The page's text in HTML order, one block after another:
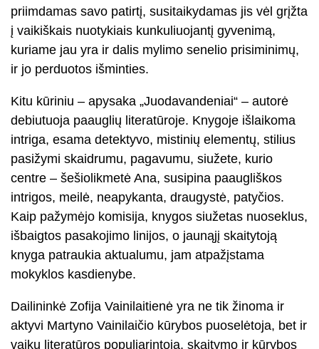
priimdamas savo patirtį, susitaikydamas jis vėl grįžta
į vaikiškais nuotykiais kunkuliuojantį gyvenimą,
kuriame jau yra ir dalis mylimo senelio prisiminimų,
ir jo perduotos išminties.
Kitu kūriniu – apysaka „Juodavandeniai“ – autorė
debiutuoja paauglių literatūroje. Knygoje išlaikoma
intriga, esama detektyvo, mistinių elementų, stilius
pasižymi skaidrumu, pagavumu, siužete, kurio
centre – šešiolikmetė Ana, susipina paaugliškos
intrigos, meilė, neapykanta, draugystė, patyčios.
Kaip pažymėjo komisija, knygos siužetas nuoseklus,
išbaigtos pasakojimo linijos, o jaunąjį skaitytoją
knyga patraukia aktualumu, jam atpažįstama
mokyklos kasdienybe.
Dailininkė Zofija Vainilaitienė yra ne tik žinoma ir
aktyvi Martyno Vainilaičio kūrybos puoselėtoja, bet ir
vaikų literatūros populiarintoja, skaitymo ir kūrybos